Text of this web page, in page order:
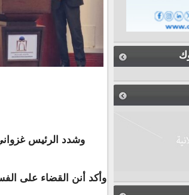
وشدد الرئيس
وأكد أنن القضاء على